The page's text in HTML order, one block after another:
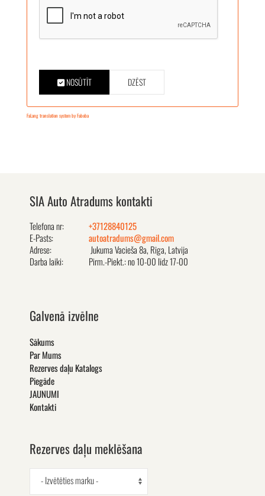
NOSŪTĪT DZĒST
FaLang translation system by Faboba
SIA Auto Atradums kontakti
Telefona nr:
+37128840125
E-Pasts:
autoatradums@gmail.com
Adrese:
Jukuma Vacieša 8a, Rīga, Latvija
Darba laiki:
Pirm.-Piekt.: no 10-00 līdz 17-00
Galvenā izvēlne
Sākums
Par Mums
Rezerves daļu Katalogs
Piegāde
JAUNUMI
Kontakti
Rezerves daļu meklēšana
- Izvētēties marku -